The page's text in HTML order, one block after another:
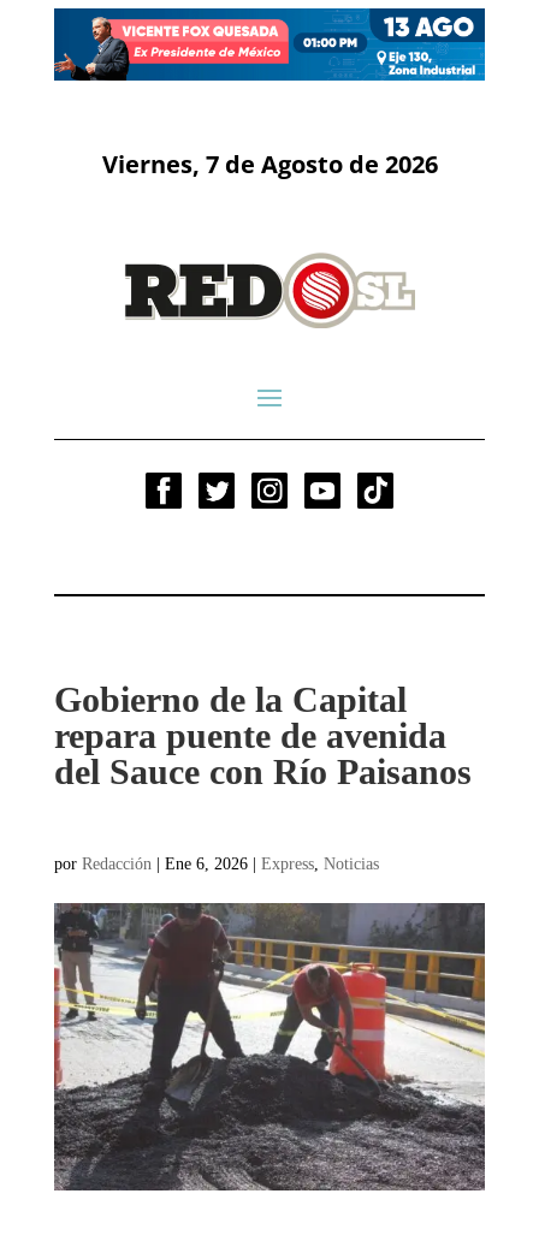
Viernes, 7 de Agosto de 2026
Gobierno de la Capital
repara puente de avenida
del Sauce con Río Paisanos
por Redacción | Ene 6, 2026| Express, Noticias